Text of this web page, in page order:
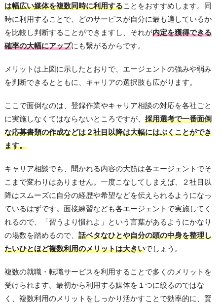
は幅広い媒体を複数同時に利用することをおすすめします。同
時に利用することで、どのサービスが自分に最も適しているか
を比較し判断することができますし、それが内定を獲得できる
確率の大幅にアップにも繋がるからです。
メリットは上図に示したとおりで、エージェントの強みや弱み
を判断できるとともに、キャリアの選択肢も広がります。
ここで面倒なのは、登録作業やキャリア相談の対応を各社ごと
に実施しなくてはならないところですが、 採用選考で一番面倒
な応募書類の作成などは２社目以降は大幅にはぶくことができ
ます。
キャリア相談でも、聞かれる内容の大筋は各エージェントでそ
こまで変わりはありません。一度こなしてしまえば、２社目以
降はスムーズに自分の経歴や希望などを伝えられるようになっ
ているはずです。面接練習なども各エージェントで実施してく
れるので、「習うより慣れよ」という言葉があるようにかなり
の場数を踏めるので、 話ベタなひとや自分の頭の中身を整理し
たいひとほど複数利用のメリットは大きいでしょう。
複数の就職・転職サービスを利用することで多くのメリットを
受けられます。最初から利用する媒体を１つに絞るのではな
く、複数利用のメリットをしっかり活かすことで効率的に、賢